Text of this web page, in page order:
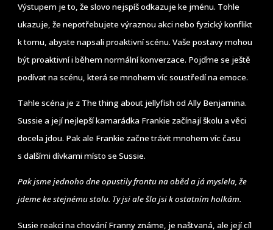
Výstupem je to, že slovo nejspíš odkazuje ke jménu. Tohle
ukazuje, že nepotřebujete výraznou akci nebo fyzický konflikt
k tomu, abyste napsali proaktivní scénu. Vaše postavy mohou
být proaktivní i během normální konverzace. Pojďme se ještě
podívat na scénu, která se mnohem víc soustředí na emoce.
Tahle scéna je z The thing about jellyfish od Ally Benjamina.
Sussie a její nejlepší kamarádka Frankie začínají školu a věci
docela jdou. Pak ale Frankie začne trávit mnohem víc času
s dalšími dívkami místo se Sussie.
Pak jsme jednoho dne opustily frontu na oběd a já myslela, že
jdeme ke stejnému stolu. Ty jsi ale šla jsi k ostatním holkám.
Susie reakci na chování Franny známe, je naštvaná, ale její cíl